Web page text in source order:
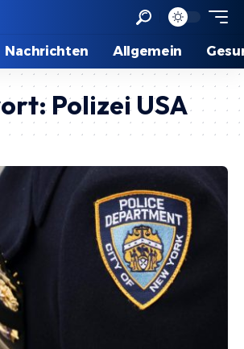
Nachrichten Allgemein
Polizei USA